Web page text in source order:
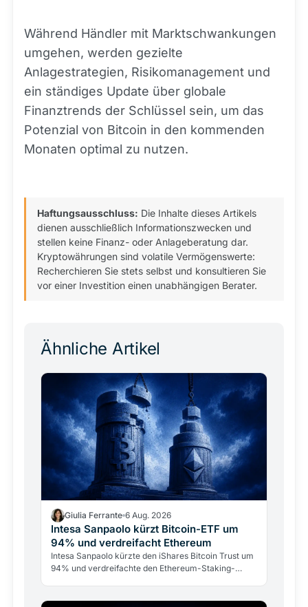
Während Händler mit Marktschwankungen
umgehen, werden gezielte
Anlagestrategien, Risikomanagement und
ein ständiges Update über globale
Finanztrends der Schlüssel sein, um das
Potenzial von Bitcoin in den kommenden
Monaten optimal zu nutzen.
Haftungsausschluss: Die Inhalte dieses Artikels
dienen ausschließlich Informationszwecken und
stellen keine Finanz- oder Anlageberatung dar.
Kryptowährungen sind volatile Vermögenswerte:
Recherchieren Sie stets selbst und konsultieren Sie
vor einer Investition einen unabhängigen Berater.
Ähnliche Artikel
Giulia Ferrante 6 Aug. 2026
Intesa Sanpaolo kürzt Bitcoin-ETF um
94% und verdreifacht Ethereum
Intesa Sanpaolo kürzte den iShares Bitcoin Trust um
94% und verdreifachte den Ethereum-Staking-